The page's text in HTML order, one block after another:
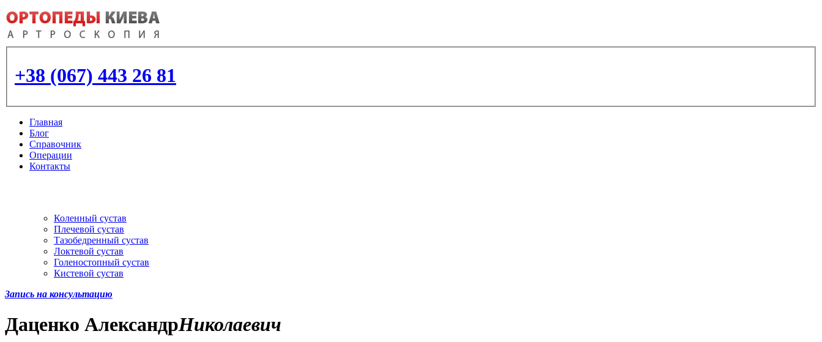
+38 (067) 443 26 81
Главная
Блог
Справочник
Операции
Контакты
Коленный сустав
Плечевой сустав
Тазобедренный сустав
Локтевой сустав
Голеностопный сустав
Кистевой сустав
Запись на консультацию
Даценко АлександрНиколаевич